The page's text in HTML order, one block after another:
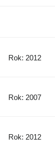
Rok: 2012
Rok: 2007
Rok: 2012